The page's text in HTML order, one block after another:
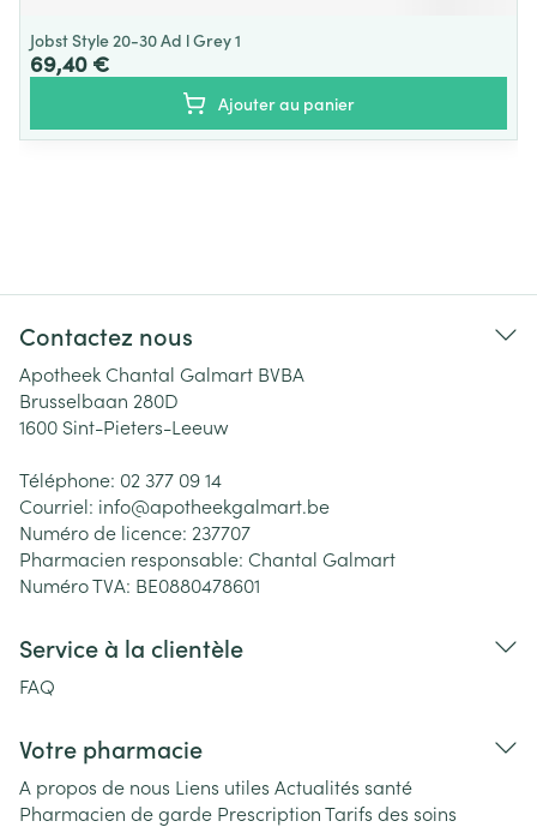
Jobst Style 20-30 Ad l Grey 1
69,40 €
Ajouter au panier
Contactez nous
Apotheek Chantal Galmart BVBA
Brusselbaan 280D
1600 Sint-Pieters-Leeuw
Téléphone: 02 377 09 14
Courriel: info@apotheekgalmart.be
Numéro de licence: 237707
Pharmacien responsable: Chantal Galmart
Numéro TVA: BE0880478601
Service à la clientèle
FAQ
Votre pharmacie
A propos de nous Liens utiles Actualités santé
Pharmacien de garde PrescriptionTarifs des soins